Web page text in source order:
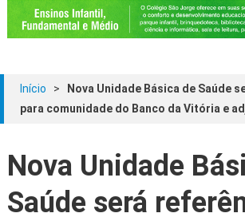
Início >
Nova Unidade Básica de Saúde
para comunidade do Banco da Vitória e
Nova Unidade
Saúde será